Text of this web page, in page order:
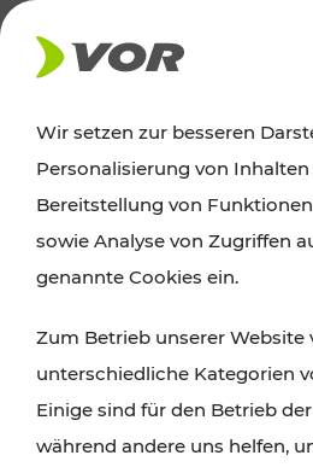
AKTUELLES
Ausflugstipps
Wien, Niederösterreich und
Wanderungen, Kultur und
Radtouren oder purer
Attraktionen sind mit den
Angeboten des VOR gut und
Wir setzen zur besseren
Personalisierung von
Bereitstellung von
sowie Analyse von Zugriffen
genannte Cookies ein.
Zum Betrieb unserer Website
unterschiedliche Kategorien
Einige sind für den Betrieb
während andere uns helfen,